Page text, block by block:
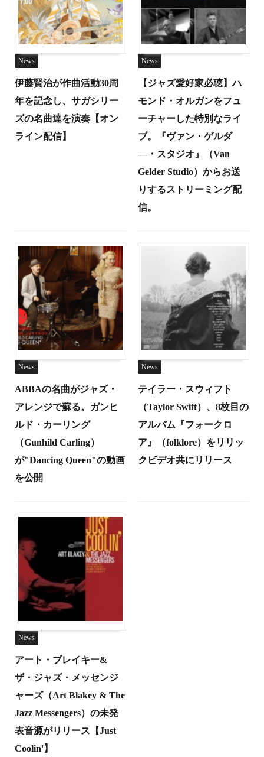
News
伊藤賢治が作曲活動30周
年を記念し、サガシリー
ズの名曲達を演奏【オン
ライン配信】
News
【ジャズ愛好家必聴】ハ
モンド・オルガンをフュ
ーチャーした特別なライ
ブ。『ヴァン・ゲルダ
―・スタジオ』（Van
Gelder Studio）からお送
りするストリーミング配
信。
News
ABBAの名曲がジャズ・
アレンジで蘇る。ガンヒ
ルド・カーリング
（Gunhild Carling）
が"Dancing Queen"の動画
を公開
News
テイラー・スウィフト
（Taylor Swift）、8枚目の
アルバム『フォークロ
ア』（folklore）をリリッ
クビデオ共にリリース
News
アート・ブレイキー&
ザ・ジャズ・メッセンジ
ャーズ（Art Blakey & The
Jazz Messengers）の未発
表音源がリリース【Just
Coolin'】